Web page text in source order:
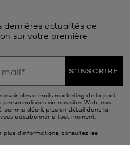
dernières actualités de
sur votre première
S'INSCRIRE
des e-mails marketing de la part
via nos sites Web, nos
comme décrit plus en détail dans la
désabonner à tout moment.
d’informations, consultez les